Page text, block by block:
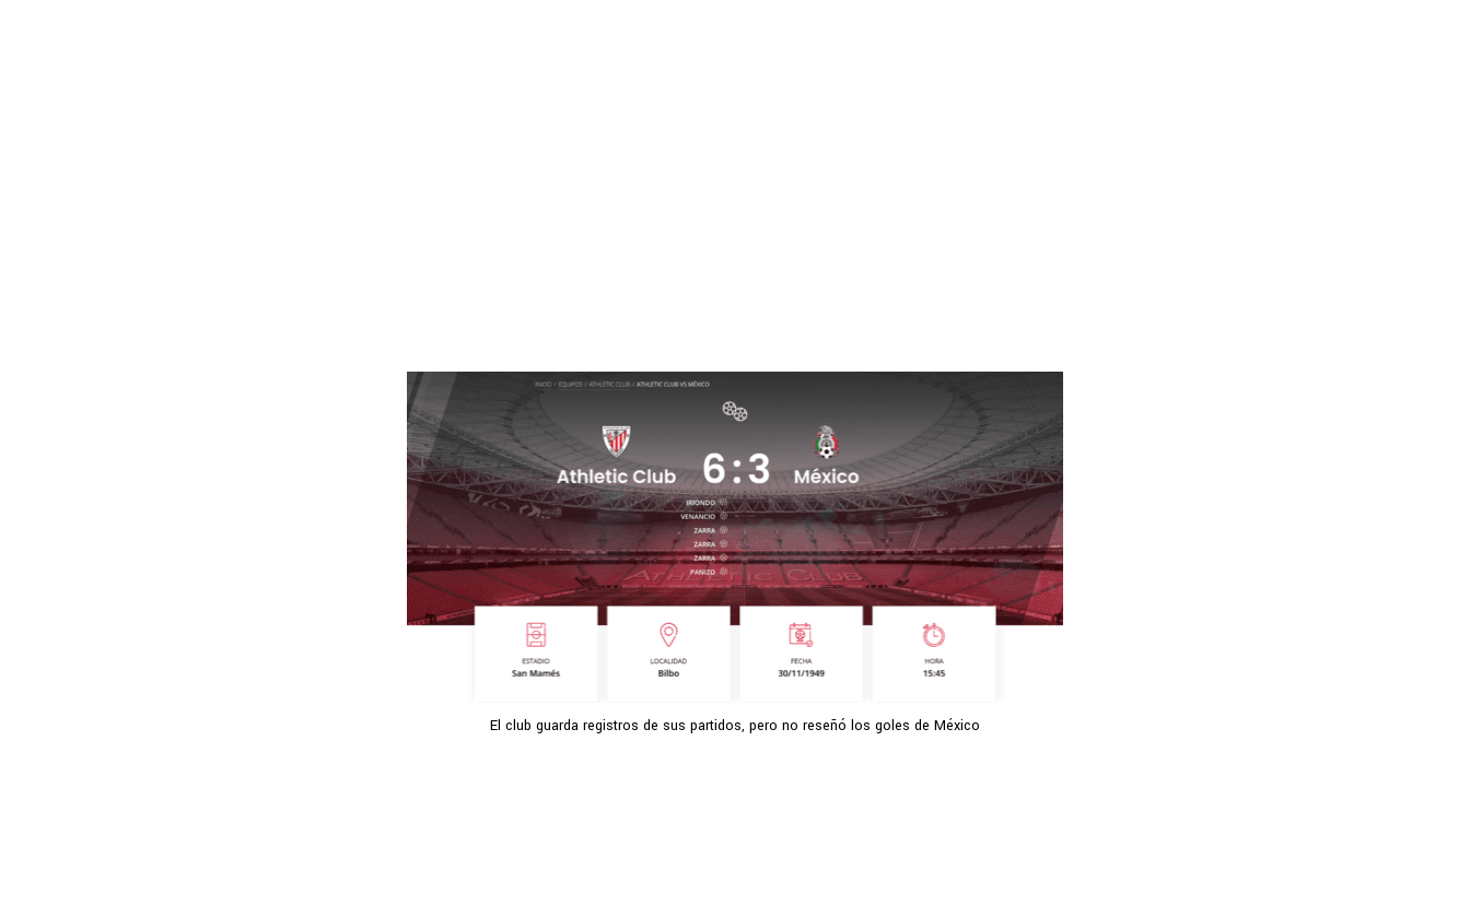
El club guarda registros de sus partidos, pero no reseñó los goles de México